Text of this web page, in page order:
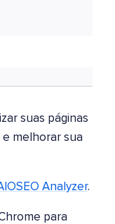
suas páginas
e melhorar sua
Analyzer.
para